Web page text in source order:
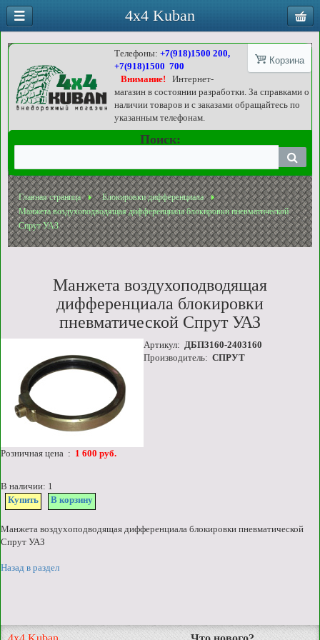
Корзина
Телефоны:+7(918)1500 200,
+7(918)1500 700
Внимание!
Интернет-
магазин в состоянии разработки. За справками о
наличии товаров и с заказами обращайтесь по
указанным телефонам.
Поиск:
Главная страница
Блокировки дифференциала
Манжета воздухоподводящая дифференциала блокировки пневматической
Спрут УАЗ
Манжета воздухоподводящая
дифференциала блокировки
пневматической Спрут УАЗ
Артикул: ДБП3160-2403160
Производитель: СПРУТ
Розничная цена : 1 600 руб.
В наличии: 1
Купить
В корзину
Манжета воздухоподводящая дифференциала блокировки пневматической
Спрут УАЗ
Назад в раздел
4x4 Kuban